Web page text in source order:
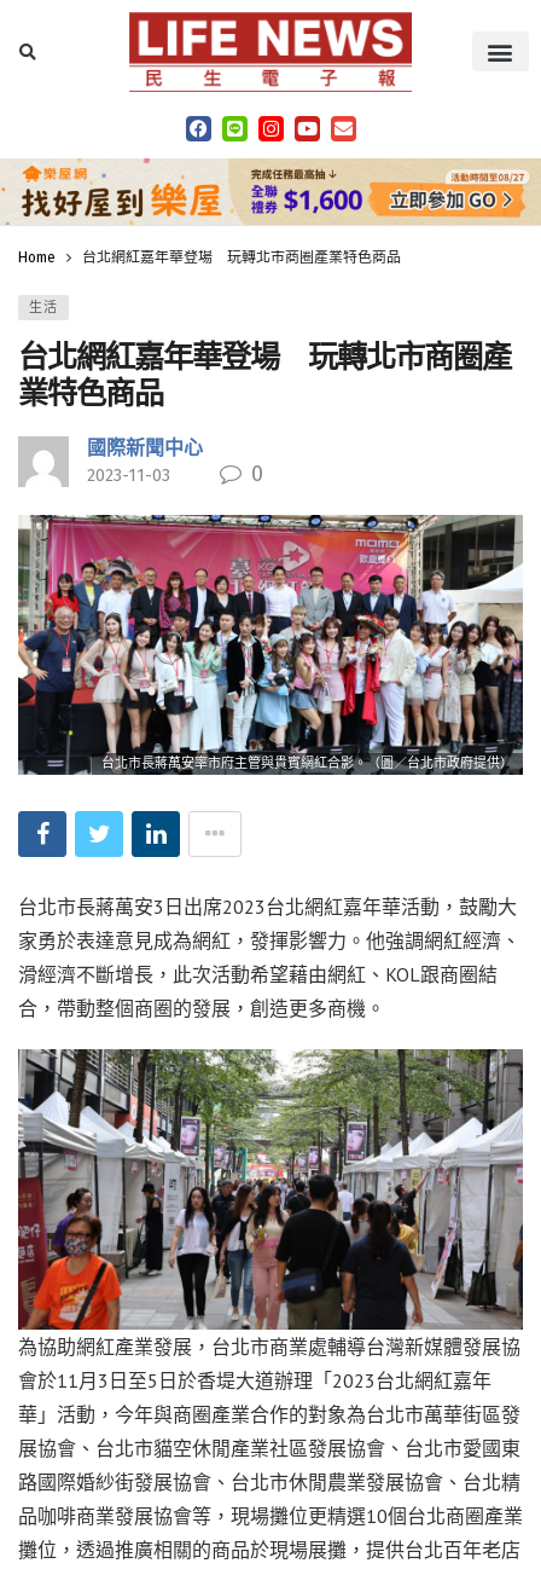
Home 台北網紅嘉年華登場 玩轉北市商圈產業特色商品
生活
台北網紅嘉年華登場 玩轉北市商圈產
業特色商品
國際新聞中心
2023-11-03 0
台北市長蔣萬安率市府主管與貴賓網紅合影。（圖／台北市政府提供）
台北市長蔣萬安3日出席2023台北網紅嘉年華活動，鼓勵大
家勇於表達意見成為網紅，發揮影響力。他強調網紅經濟、
滑經濟不斷增長，此次活動希望藉由網紅、KOL跟商圈結
合，帶動整個商圈的發展，創造更多商機。
為協助網紅產業發展，台北市商業處輔導台灣新媒體發展協
會於11月3日至5日於香堤大道辦理「2023台北網紅嘉年
華」活動，今年與商圈產業合作的對象為台北市萬華街區發
展協會、台北市貓空休閒產業社區發展協會、台北市愛國東
路國際婚紗街發展協會、台北市休閒農業發展協會、台北精
品咖啡商業發展協會等，現場攤位更精選10個台北商圈產業
攤位，透過推廣相關的商品於現場展攤，提供台北百年老店